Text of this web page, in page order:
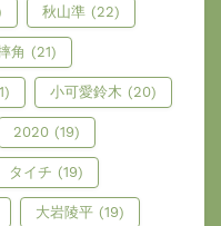
秋山準 (22)
角 (21)
小可愛鈴木 (20)
2020 (19)
タイチ (19)
大岩陵平 (19)